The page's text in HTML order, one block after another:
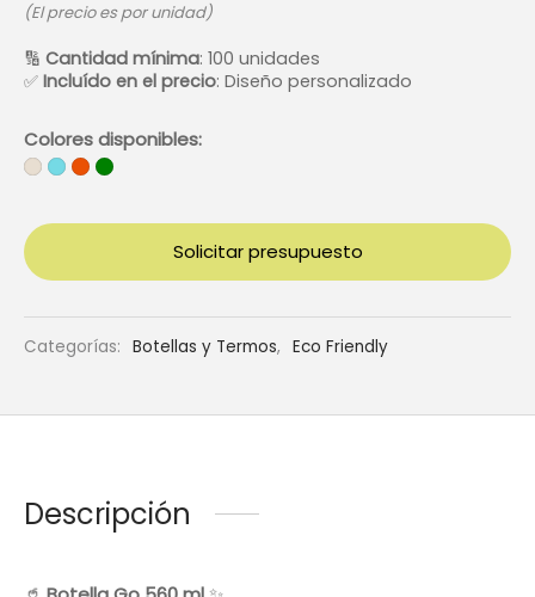
(El precio es por unidad)
🔢 Cantidad mínima: 100 unidades
✅ Incluído en el precio: Diseño personalizado
Colores disponibles:
Solicitar presupuesto
Categorías: Botellas y Termos, Eco Friendly
Descripción